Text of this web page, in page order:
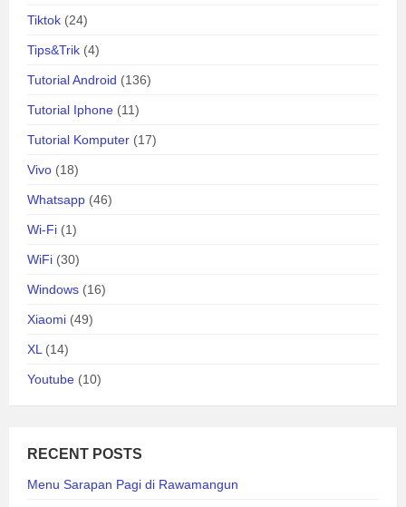
Tiktok (24)
Tips&Trik (4)
Tutorial Android (136)
Tutorial Iphone (11)
Tutorial Komputer (17)
Vivo (18)
Whatsapp (46)
Wi-Fi (1)
WiFi (30)
Windows (16)
Xiaomi (49)
XL(14)
Youtube (10)
RECENT POSTS
Menu Sarapan Pagi di Rawamangun